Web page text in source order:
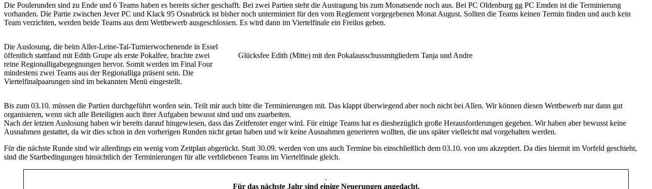
Die Poulerunden sind zu Ende und 6 Teams haben es bereits sicher geschafft. Bei zwei Partien steht die Austragung bis zum Monatsende noch aus. Bei PC Oldenburg gg PC Emden ist die Terminierung
vorhanden. Die Partie zwischen Jever PC und Klack 95 Osnabrück ist bisher noch unterminiert für den vom Reglement vorgegebenen Monat August. Sollten die Teams keinen Termin finden und auch kein
Team verzichten, werden beide Teams aus dem Wettbewerb ausgeschlossen. Es wird dann im Viertelfinale ein Freilos geben.
Die Auslosung, die beim Aller-Leine-Tal-Turnierwochenende in Essel
öffentlich stattfand mit Edith Grupe als erste Pokalfee, brachte zwei
reine Regionalligabegegnungen hervor. Somit werden im Final Four
mindestens zwei Teams aus der Regionalliga präsent sein. Die
Viertelfinalpaarungen sind im bekannten Menü eingestellt.
Glücksfee Edith (Mitte) mit den Pokalausschussmitgliedern Tanja und Andre
Bis zum 03.10. müssen die Partien durchgeführt worden sein. Teilt mir auch bitte die Terminierungen mit. Das klappt überwiegend aber noch nicht bei Allen. Wir können diesen Wettbewerb nur dann gut
organisieren, wenn sich alle Beteiligten auch ihrer Aufgaben bewusst sind und uns zuarbeiten.
Nach der letzten Auslosung haben wir bereits darauf hingewiesen, dass das Zeitfenster enger wird. Für einige Teams hat es diesbezüglich große Herausforderungen gegeben. Wir haben aber bewusst keine
Ausnahmen gestattet, da wir dies schon in den vorherigen Runden nicht getan haben und wir keine Ausnahmen generieren wollten, die uns später vielleicht mal vorgehalten werden.
Für die nächste Runde sind wir allerdings ein wenig vom Zeitplan abgerückt. Statt 30.09. werden von uns auch Termine bis einschließlich dem 03.10. von uns akzeptiert. Da dies hiermit im Vorfeld geschieht,
sind die Startbedingungen hinsichtlich der Terminierungen für alle verbliebenen Teams im Viertelfinale gleich.
.
Für das nächste Jahr sind einige Neuerungen angedacht.